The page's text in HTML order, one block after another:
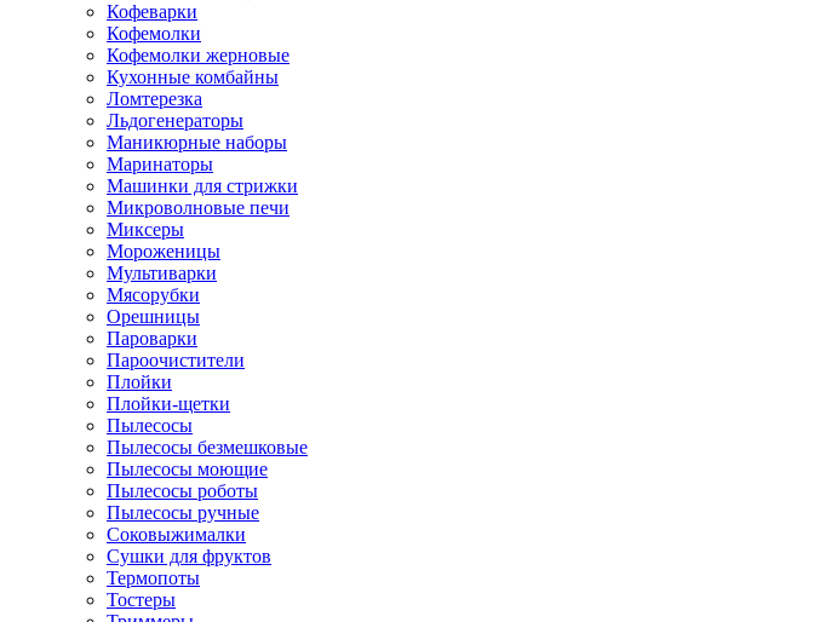
Кофеварки
Кофемолки
Кофемолки жерновые
Кухонные комбайны
Ломтерезка
Льдогенераторы
Маникюрные наборы
Маринаторы
Машинки для стрижки
Микроволновые печи
Миксеры
Мороженицы
Мультиварки
Мясорубки
Орешницы
Пароварки
Пароочистители
Плойки
Плойки-щетки
Пылесосы
Пылесосы безмешковые
Пылесосы моющие
Пылесосы роботы
Пылесосы ручные
Соковыжималки
Сушки для фруктов
Термопоты
Тостеры